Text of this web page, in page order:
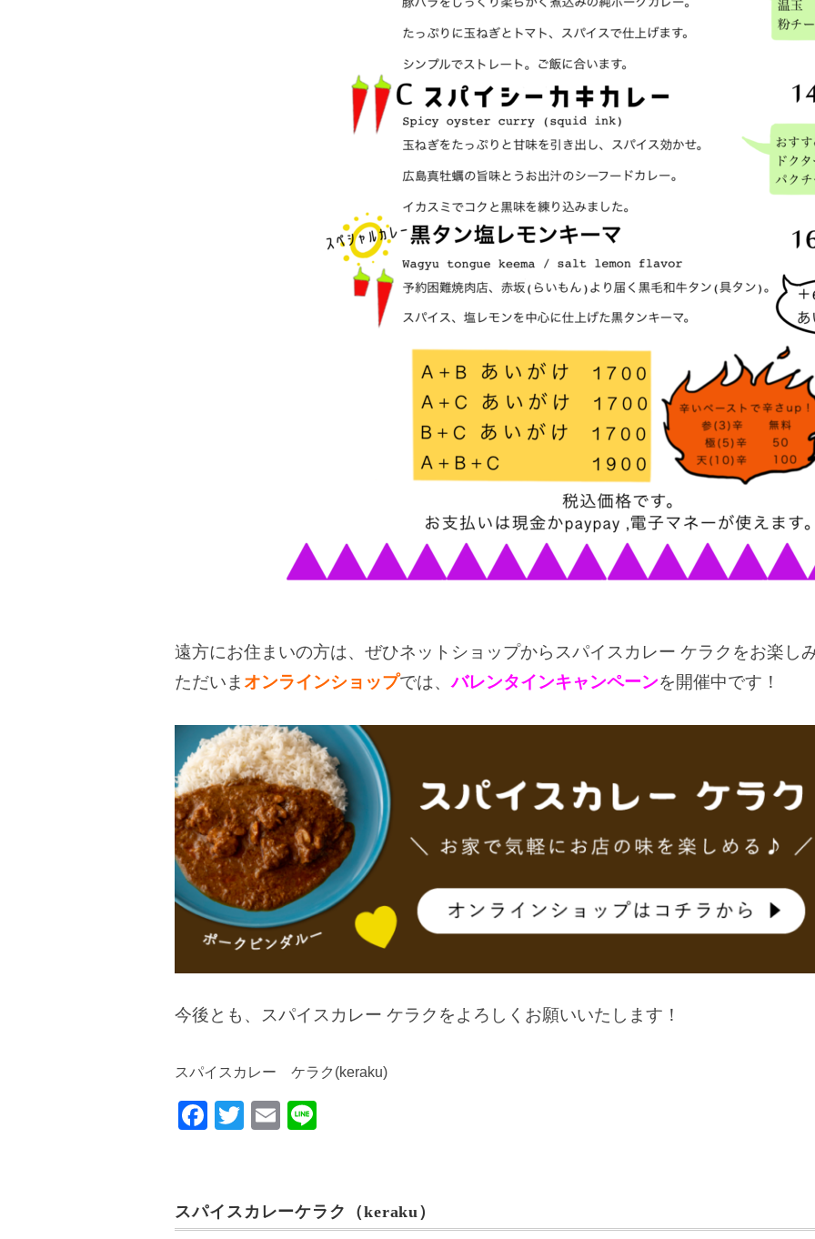
遠方にお住まいの方は、ぜひネットショップからスパイスカレー ケラクをお楽し
ただいま オンラインショップでは、バレンタインキャンペーンを開催中です！
今後とも、スパイスカレー ケラクをよろしくお願いいたします！
スパイスカレー ケラク(keraku)
F
e
b
T
er
E
スパイスカレーケラク（keraku）